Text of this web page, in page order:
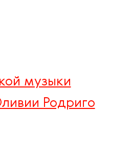
музыки
Родриго